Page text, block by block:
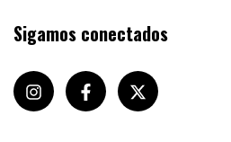
Sigamos conectados